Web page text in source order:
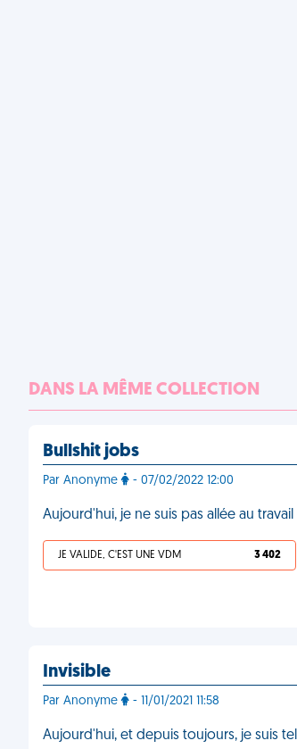
DANS LA MÊME COLLECTION
Bullshit jobs
Par Anonyme - 07/02/2022 12:00
Aujourd'hui, je ne suis pas allée au
JE VALIDE, C'EST UNE VDM 3 402
Invisible
Par Anonyme - 11/01/2021 11:58
Aujourd'hui, et depuis toujours, je suis